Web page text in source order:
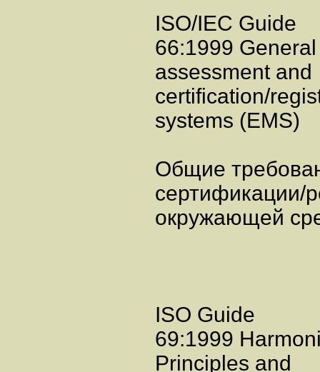
ISO/IEC Guide
66:1999
assessment and
certification/
systems (EMS)
Общие
сертификации/
окружающей
ISO Guide
69:1999
Principles and